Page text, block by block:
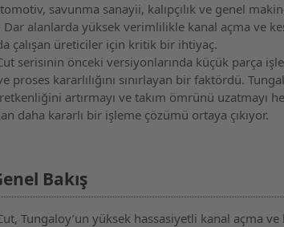
savunma sanayii, kalıpçılık ve genel
Dar alanlarda yüksek verimlilikle kanal açma ve
çalışan üreticiler için kritik bir ihtiyaç.
serisinin önceki versiyonlarında küçük parça
proses kararlılığını sınırlayan bir faktördü.
artırmayı ve takım ömrünü uzatmayı
daha kararlı bir işleme çözümü ortaya çıkıyor.
Bakış
Tungaloy’un yüksek hassasiyetli kanal açma